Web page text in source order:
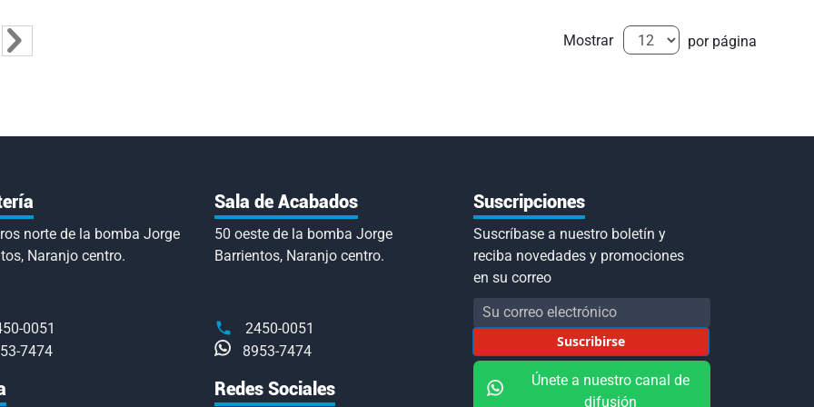
leyendo página
Página
Siguiente Mostrar por página
norte de la bomba Jorge
Naranjo centro.
0051
7474
Sala de Acabados
50 oeste de la bomba Jorge
Barrientos, Naranjo centro.
2450-0051
8953-7474
Redes Sociales
Suscripciones
Suscríbase a nuestro boletín y
reciba novedades y promociones
en su correo
Inscríbase
a
nuestro
de
Suscribirse
Únete a nuestro canal de
difusión